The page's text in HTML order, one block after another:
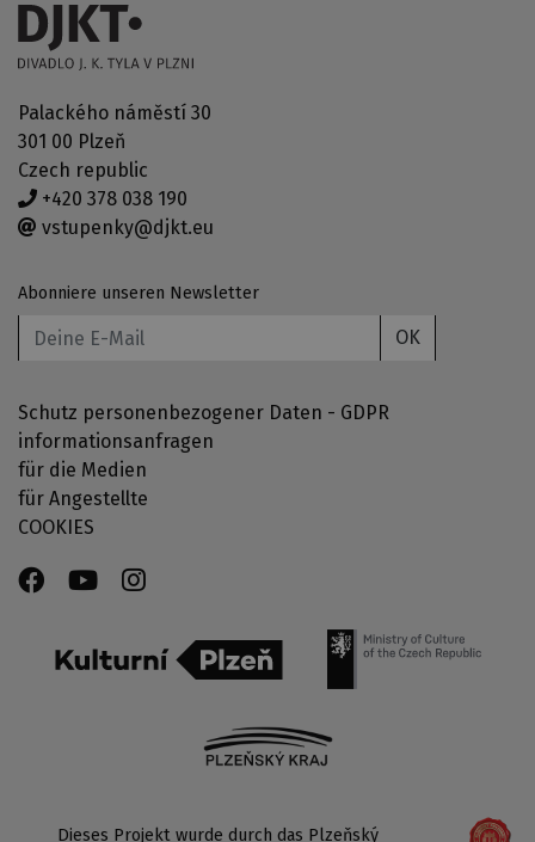
Palackého náměstí 30
301 00 Plzeň
Czech republic
+420 378 038 190
vstupenky@djkt.eu
Abonniere unseren Newsletter
OK
Schutz personenbezogener Daten - GDPR
informationsanfragen
für die Medien
für Angestellte
COOKIES
Dieses Projekt wurde durch das Plzeňský